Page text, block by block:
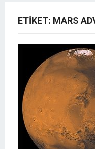
ETIKET: MARS